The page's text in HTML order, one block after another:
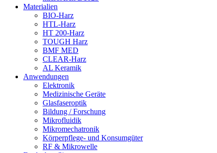
Materialien
BIO-Harz
HTL-Harz
HT 200-Harz
TOUGH Harz
BMF MED
CLEAR-Harz
AL Keramik
Anwendungen
Elektronik
Medizinische Geräte
Glasfaseroptik
Bildung / Forschung
Mikrofluidik
Mikromechatronik
Körperpflege- und Konsumgüter
RF & Mikrowelle